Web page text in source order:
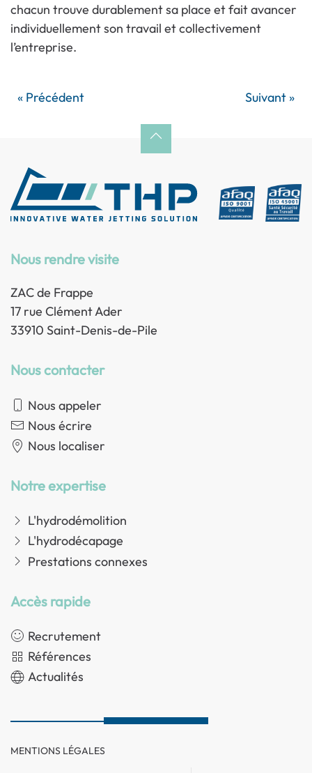
chacun trouve durablement sa place et fait avancer
individuellement son travail et collectivement
l’entreprise.
« Précédent Suivant »
Nous rendre visite
ZAC de Frappe
17 rue Clément Ader
33910 Saint-Denis-de-Pile
Nous contacter
Nous appeler
Nous écrire
Nous localiser
Notre expertise
L'hydrodémolition
L'hydrodécapage
Prestations connexes
Accès rapide
Recrutement
Références
Actualités
MENTIONS LÉGALES